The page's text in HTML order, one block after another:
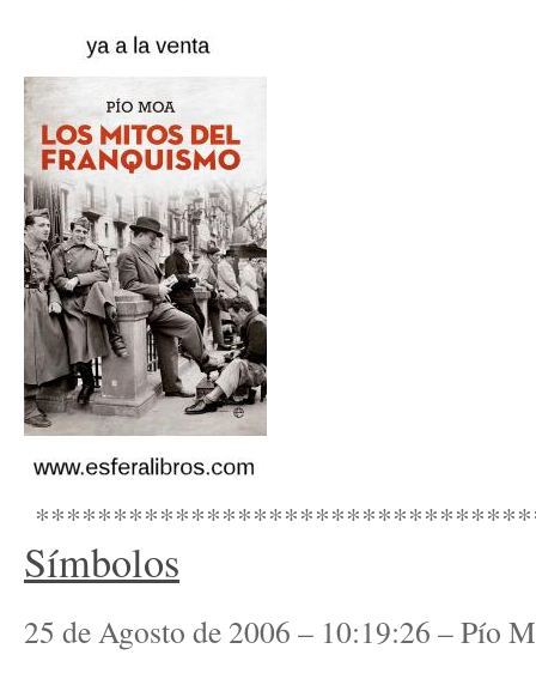
Símbolos
25 de Agosto de 2006 – 10:19:26 – Pío